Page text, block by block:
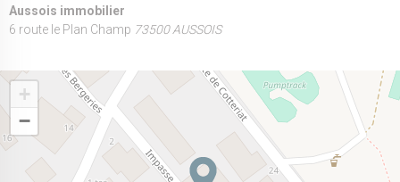
Aussois immobilier
6 route le Plan Champ 73500 AUSSOIS
+
−